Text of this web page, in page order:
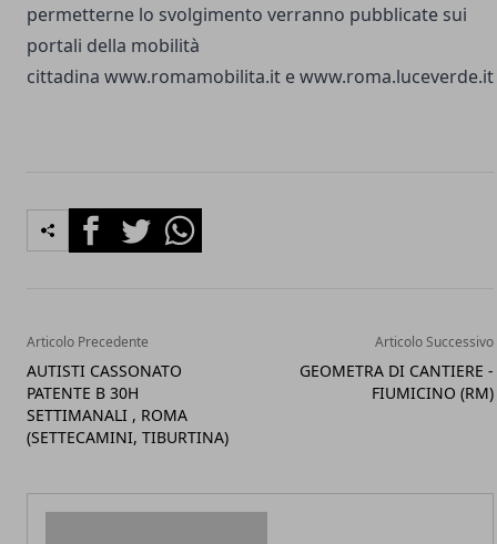
permetterne lo svolgimento verranno pubblicate sui
portali della mobilità
cittadina www.romamobilita.it ewww.roma.luceverde.it
FacebookTwitterWhatsapp
Articolo Precedente
AUTISTI CASSONATO
PATENTE B 30H
SETTIMANALI , ROMA
(SETTECAMINI, TIBURTINA)
Articolo Successivo
GEOMETRA DI CANTIERE -
FIUMICINO (RM)